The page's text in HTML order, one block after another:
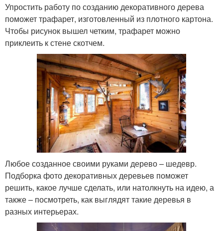
Упростить работу по созданию декоративного дерева
поможет трафарет, изготовленный из плотного картона.
Чтобы рисунок вышел четким, трафарет можно
приклеить к стене скотчем.
Любое созданное своими руками дерево – шедевр.
Подборка фото декоративных деревьев поможет
решить, какое лучше сделать, или натолкнуть на идею, а
также – посмотреть, как выглядят такие деревья в
разных интерьерах.